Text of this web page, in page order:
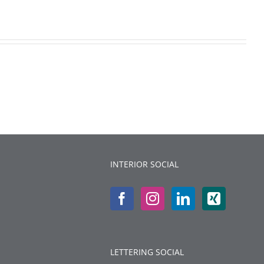
INTERIOR SOCIAL
LETTERING SOCIAL